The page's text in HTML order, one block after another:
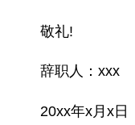
敬礼!
辞职人：xxx
20xx年x月x日